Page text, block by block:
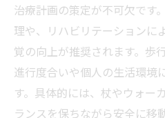
治療計画の策定が不可欠です
理や、リハビリテーションに
覚の向上が推奨されます。歩
進行度合いや個人の生活環境
す。具体的には、杖やウォー
ランスを保ちながら安全に移